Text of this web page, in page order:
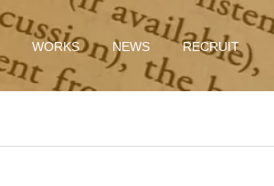
WORKS NEWS RECRUIT